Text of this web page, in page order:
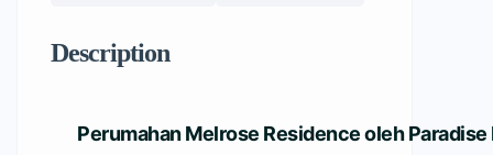
Description
Perumahan Melrose Residence oleh